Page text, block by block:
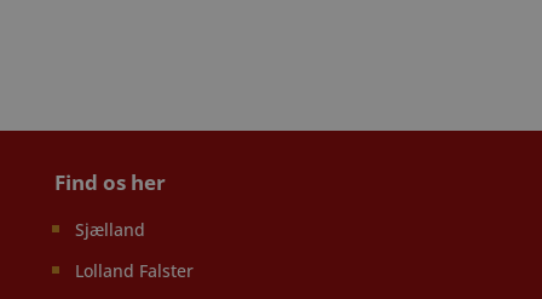
Find os her
Sjælland
Lolland Falster